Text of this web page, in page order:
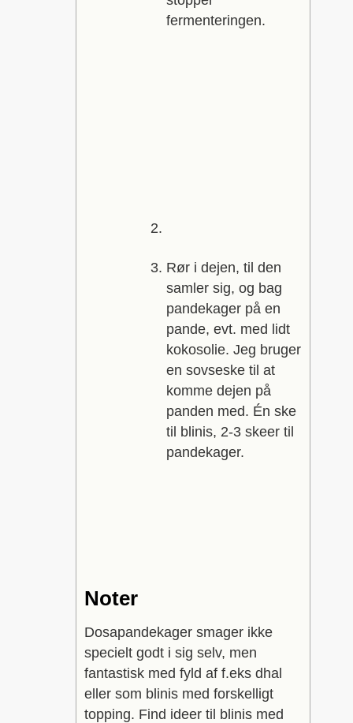
fermenteringen.
Rør i dejen, til den
samler sig, og bag
pandekager på en
pande, evt. med lidt
kokosolie. Jeg bruger
en sovseske til at
komme dejen på
panden med. Én ske
til blinis, 2-3 skeer til
pandekager.
Noter
Dosapandekager smager ikke
specielt godt i sig selv, men
fantastisk med fyld af f.eks dhal
eller som blinis med forskelligt
topping. Find ideer til blinis med